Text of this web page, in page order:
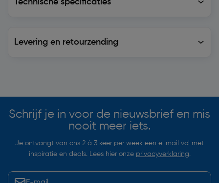
Levering en retourzending
Schrijf je in voor de nieuwsbrief en mis
nooit meer iets.
Je ontvangt van ons 2 à 3 keer per week een e-mail vol met
inspiratie en deals. Lees hier onze privacyverklaring.